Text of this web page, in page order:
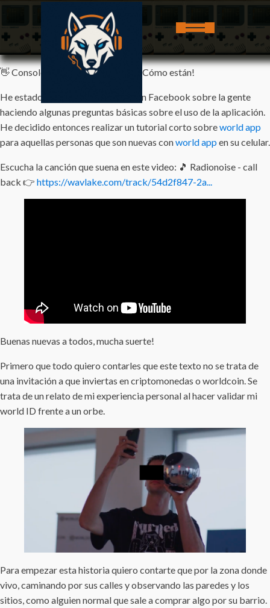
👋 Consoleros y Consoleras Retro, Cómo están!
He estado leyendo algunos foros en Facebook sobre la gente
haciendo algunas preguntas básicas sobre el uso de la aplicación.
He decidido entonces realizar un tutorial corto sobreworld app
para aquellas personas que son nuevas conworld appen su celular.
Escucha la canción que suena en este video: 🎵 Radionoise - call
back 👉 https://wavlake.com/track/54d2f847-2a...
Buenas nuevas a todos, mucha suerte!
Primero que todo quiero contarles que este texto no se trata de
una invitación a que inviertas en criptomonedas o worldcoin. Se
trata de un relato de mi experiencia personal al hacer validar mi
world ID frente a un orbe.
Para empezar esta historia quiero contarte que por la zona donde
vivo, caminando por sus calles y observando las paredes y los
sitios, como alguien normal que sale a comprar algo por su barrio.